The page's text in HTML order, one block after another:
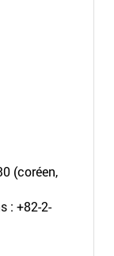
(coréen,
: +82-2-